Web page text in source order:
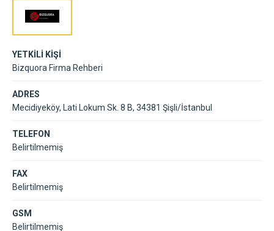
YETKİLİ KİŞİ
Bizquora Firma Rehberi
ADRES
Mecidiyeköy, Lati Lokum Sk. 8 B, 34381 Şişli/İstanbul
TELEFON
Belirtilmemiş
FAX
Belirtilmemiş
GSM
Belirtilmemiş